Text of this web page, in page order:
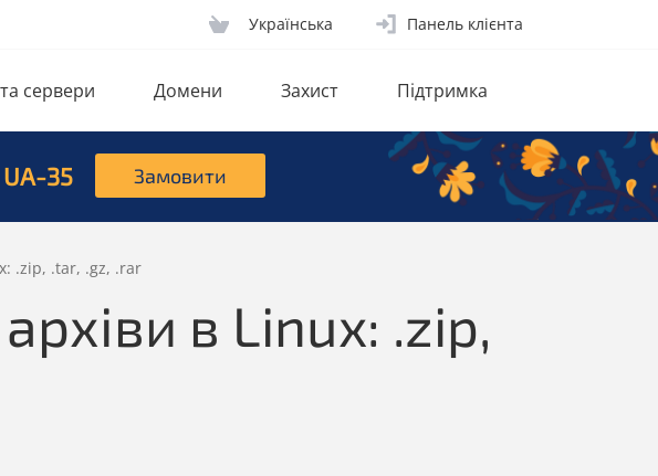
Українська Панель клієнта
сервери Домени Захист Підтримка
UA-35 Замовити
.zip, .tar, .gz, .rar
в Linux: .zip,